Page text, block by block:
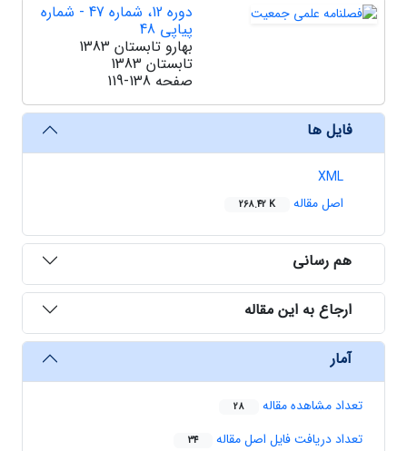
دوره 12، شماره 47 - شماره
پیاپی 48
بهارو تابستان 1383
تابستان 1383
صفحه 119-138
فایل ها
XML
اصل مقاله
268.42 K
هم رسانی
ارجاع به این مقاله
آمار
تعداد مشاهده مقاله 28
تعداد دریافت فایل اصل مقاله 34